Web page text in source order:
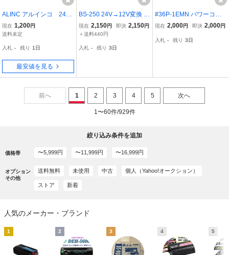
ALINC アルインコ 24V
→ 13.8V DCDC コンバー
ター Max 30A 大阪からA
現在 1,200円
送料未定
入札 - 残り 1日
最安値を見る
BS-250 24V→12V変換 D
C-DCコンバーター 3連シ
ガーソケット USB2ポー
4V車トラック対応 スマホ
現在 2,150円 即決 2,150円
＋送料440円
入札 - 残り 3日
#36P-1EMN パワーコン
バーター 電源変圧器 アル
W シガーライターソケッ
現在 2,000円 即決 2,000円
入札 - 残り 3日
前へ 1 2 3 4 5 次へ
1〜60件/929件
絞り込み条件を追加
価格帯 〜5,999円 〜11,999円 〜16,999円
オプション
その他
送料無料 未使用 中古 個人（Yahoo!オークション）
ストア 新着
人気のメーカー・ブランド
1 2 3 4 5